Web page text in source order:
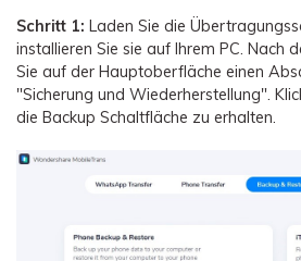
Schritt 1: Laden Sie die
installieren Sie sie auf Ihrem PC. Nach
Sie auf der Hauptoberfläche einen
"Sicherung und Wiederherstellung".
die Backup Schaltfläche zu erhalten.